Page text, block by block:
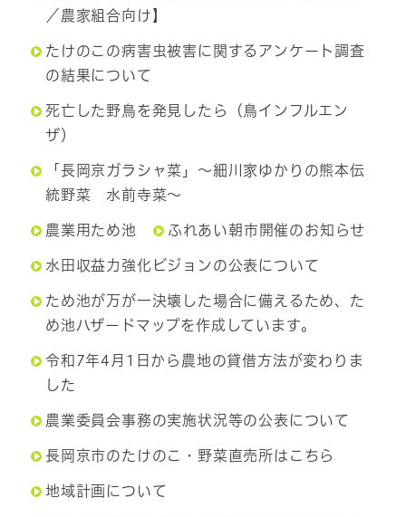
／農家組合向け】
たけのこの病害虫被害に関するアンケート調査
の結果について
死亡した野鳥を発見したら（鳥インフルエン
ザ）
「長岡京ガラシャ菜」～細川家ゆかりの熊本伝
統野菜 水前寺菜～
農業用ため池 ふれあい朝市開催のお知らせ
水田収益力強化ビジョンの公表について
ため池が万が一決壊した場合に備えるため、た
め池ハザードマップを作成しています。
令和7年4月1日から農地の貸借方法が変わりま
した
農業委員会事務の実施状況等の公表について
長岡京市のたけのこ・野菜直売所はこちら
地域計画について